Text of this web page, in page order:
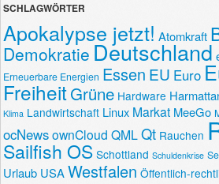
SCHLAGWÖRTER
Apokalypse jetzt! Atomkraft
Demokratie Deutschland
Erneuerbare Energien Essen EU Euro
FreiheitGrüne Hardware
Klima Landwirtschaft Linux Markat MeeGo
ocNewsownCloud QMLQt Rauchen
Sailfish OS Schottland Schuldenkrise
Urlaub USAWestfalen Öffentlich-